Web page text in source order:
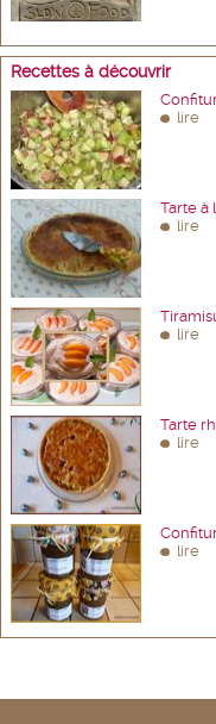
Recettes à découvrir
lire
Tarte à
lire
lire
Tarte
lire
lire